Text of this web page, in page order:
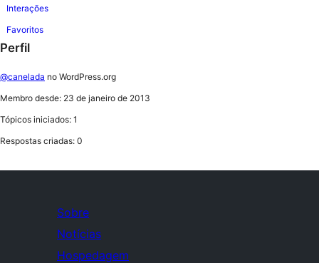
Interações
Favoritos
Perfil
@canelada no WordPress.org
Membro desde: 23 de janeiro de 2013
Tópicos iniciados: 1
Respostas criadas: 0
Sobre
Notícias
Hospedagem